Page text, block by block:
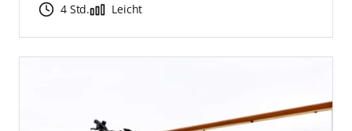
4 Std. Leicht